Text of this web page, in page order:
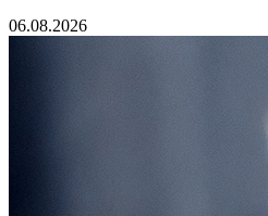
06.08.2026